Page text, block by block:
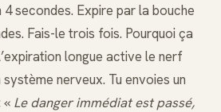
secondes. Expire par la bouche
Fais-le trois fois. Pourquoi ça
longue active le nerf
nerveux. Tu envoies un
« Le danger immédiat est passé,